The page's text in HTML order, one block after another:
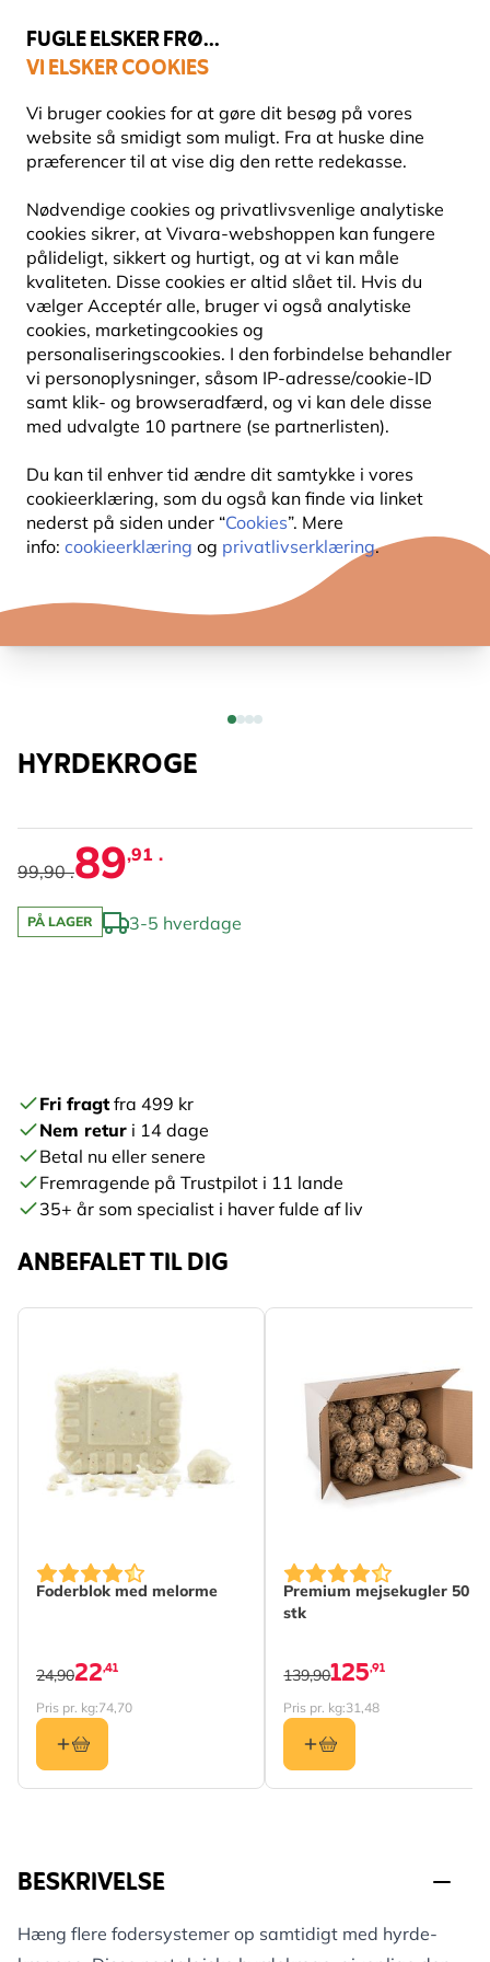
FUGLE ELSKER FRØ...
VI ELSKER COOKIES
Vi bruger cookies for at gøre dit besøg på vores
website så smidigt som muligt. Fra at huske dine
præferencer til at vise dig den rette redekasse.
Nødvendige cookies og privatlivsvenlige analytiske
cookies sikrer, at Vivara-webshoppen kan fungere
pålideligt, sikkert og hurtigt, og at vi kan måle
kvaliteten. Disse cookies er altid slået til. Hvis du
vælger Acceptér alle, bruger vi også analytiske
cookies, marketingcookies og
personaliseringscookies. I den forbindelse behandler
vi personoplysninger, såsom IP-adresse/cookie-ID
samt klik- og browseradfærd, og vi kan dele disse
med udvalgte 10 partnere (se partnerlisten).
Du kan til enhver tid ændre dit samtykke i vores
cookieerklæring, som du også kan finde via linket
nederst på siden under “Cookies”. Mere
info: cookieerklæring og privatlivserklæring.
Topbedømt i 11 lande
Fri fragt over 499 kr.
10% RABAT
HYRDEKROGE
99,90 .89,91 .
PÅ LAGER 3-5 hverdage
Fri fragtfra 499 kr
Nem retur i 14 dage
Betal nu eller senere
Fremragende på Trustpilot i 11 lande
35+ år som specialist i haver fulde af liv
ANBEFALET TIL DIG
Foderblok med melorme
22,41
24,90
Pris pr. kg:74,70
Premium mejsekugler 50
stk
125,91
139,90
Pris pr. kg:31,48
BESKRIVELSE
Hæng flere fodersystemer op samtidigt med hyrde-